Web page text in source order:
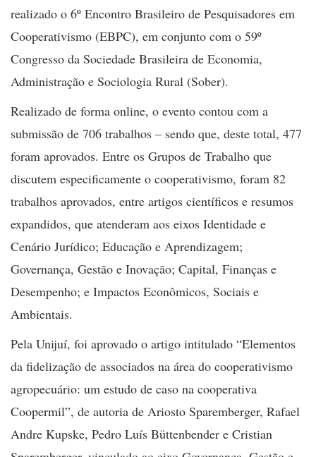
realizado o 6º Encontro Brasileiro de Pesquisadores em
Cooperativismo (EBPC), em conjunto com o 59º
Congresso da Sociedade Brasileira de Economia,
Administração e Sociologia Rural (Sober).
Realizado de forma online, o evento contou com a
submissão de 706 trabalhos – sendo que, deste total, 477
foram aprovados. Entre os Grupos de Trabalho que
discutem especificamente o cooperativismo, foram 82
trabalhos aprovados, entre artigos científicos e resumos
expandidos, que atenderam aos eixos Identidade e
Cenário Jurídico; Educação e Aprendizagem;
Governança, Gestão e Inovação; Capital, Finanças e
Desempenho; e Impactos Econômicos, Sociais e
Ambientais.
Pela Unijuí, foi aprovado o artigo intitulado “Elementos
da fidelização de associados na área do cooperativismo
agropecuário: um estudo de caso na cooperativa
Coopermil”, de autoria de Ariosto Sparemberger, Rafael
Andre Kupske, Pedro Luís Büttenbender e Cristian